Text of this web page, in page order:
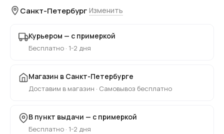
Санкт-Петербург Изменить
Курьером — с примеркой
Бесплатно · 1-2 дня
Магазин в Санкт-Петербурге
Доставим в магазин · Самовывоз бесплатно
В пункт выдачи — с примеркой
Бесплатно · 1-2 дня